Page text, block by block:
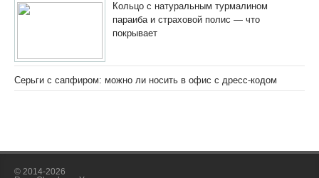
Кольцо с натуральным турмалином
параиба и страховой полис — что
покрывает
Серьги с сапфиром: можно ли носить в офис с дресс-кодом
© 2014-2026